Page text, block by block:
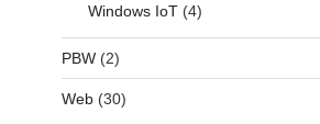
Windows IoT(4)
PBW(2)
Web(30)